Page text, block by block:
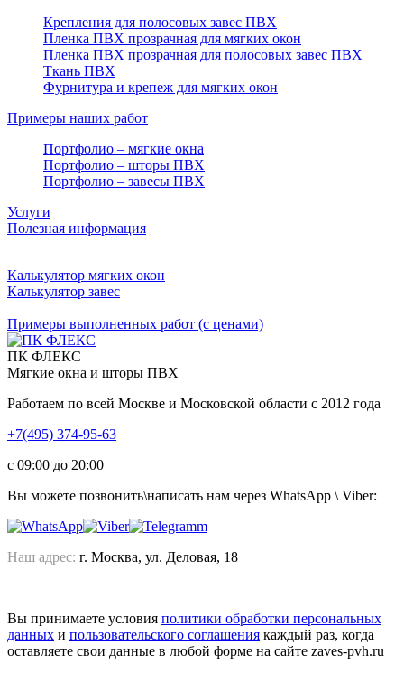
Крепления для полосовых завес ПВХ
Пленка ПВХ прозрачная для мягких окон
Пленка ПВХ прозрачная для полосовых завес ПВХ
Ткань ПВХ
Фурнитура и крепеж для мягких окон
Примеры наших работ
Портфолио – мягкие окна
Портфолио – шторы ПВХ
Портфолио – завесы ПВХ
Услуги
Полезная информация
Калькулятор мягких окон
Калькулятор завес
Примеры выполненных работ (с ценами)
ПК ФЛЕКС
Мягкие окна и шторы ПВХ
Работаем по всей Москве и Московской области с 2012 года
+7(495) 374-95-63
c 09:00 до 20:00
Вы можете позвонить\написать нам через WhatsApp \ Viber:
Наш адрес: г. Москва, ул. Деловая, 18
Вы принимаете условия политики обработки персональных
данных и пользовательского соглашения каждый раз, когда
оставляете свои данные в любой форме на сайте zaves-pvh.ru